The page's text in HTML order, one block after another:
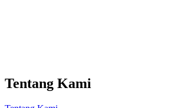
Tentang Kami